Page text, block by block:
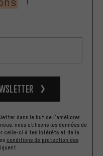
dans le but de l'améliorer
nous utilisons les données de
celle-ci à tes intérêts et de la
conditions de protection des